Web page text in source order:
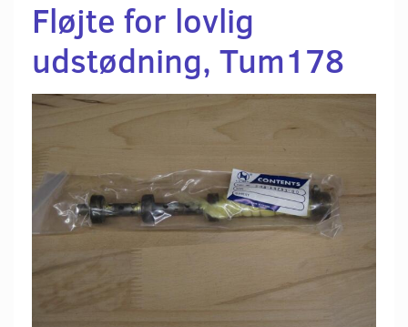
Fløjte for lovlig
udstødning, Tum178